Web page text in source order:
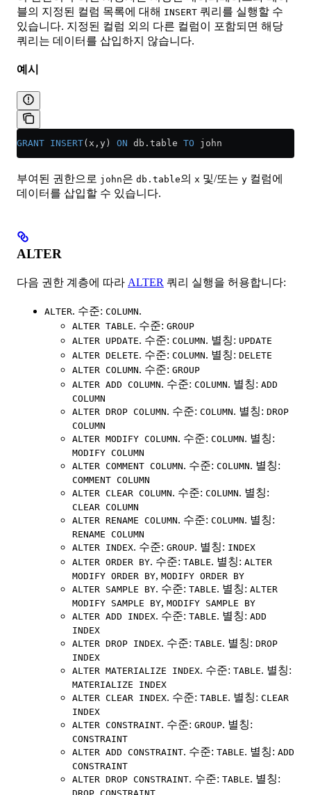
블의 지정된 컬럼 목록에 대해 INSERT 쿼리를 실행할 수
있습니다. 지정된 컬럼 외의 다른 컬럼이 포함되면 해당
쿼리는 데이터를 삽입하지 않습니다.
예시
GRANT INSERT(x,y) ON db . table TO john
부여된 권한으로 john은 db.table의 x 및/또는 y 컬럼에
데이터를 삽입할 수 있습니다.
ALTER
다음 권한 계층에 따라 ALTER 쿼리 실행을 허용합니다:
ALTER. 수준: COLUMN.
ALTER TABLE. 수준: GROUP
ALTER UPDATE. 수준: COLUMN. 별칭: UPDATE
ALTER DELETE. 수준: COLUMN. 별칭: DELETE
ALTER COLUMN. 수준: GROUP
ALTER ADD COLUMN. 수준: COLUMN. 별칭: ADD
COLUMN
ALTER DROP COLUMN. 수준: COLUMN. 별칭: DROP
COLUMN
ALTER MODIFY COLUMN. 수준: COLUMN. 별칭:
MODIFY COLUMN
ALTER COMMENT COLUMN. 수준: COLUMN. 별칭:
COMMENT COLUMN
ALTER CLEAR COLUMN. 수준: COLUMN. 별칭:
CLEAR COLUMN
ALTER RENAME COLUMN. 수준: COLUMN. 별칭:
RENAME COLUMN
ALTER INDEX. 수준: GROUP. 별칭: INDEX
ALTER ORDER BY. 수준: TABLE. 별칭: ALTER
MODIFY ORDER BY, MODIFY ORDER BY
ALTER SAMPLE BY. 수준: TABLE. 별칭: ALTER
MODIFY SAMPLE BY, MODIFY SAMPLE BY
ALTER ADD INDEX. 수준: TABLE. 별칭: ADD
INDEX
ALTER DROP INDEX. 수준: TABLE. 별칭: DROP
INDEX
ALTER MATERIALIZE INDEX. 수준: TABLE. 별칭:
MATERIALIZE INDEX
ALTER CLEAR INDEX. 수준: TABLE. 별칭: CLEAR
INDEX
ALTER CONSTRAINT. 수준: GROUP. 별칭:
CONSTRAINT
ALTER ADD CONSTRAINT. 수준: TABLE. 별칭: ADD
CONSTRAINT
ALTER DROP CONSTRAINT. 수준: TABLE. 별칭: